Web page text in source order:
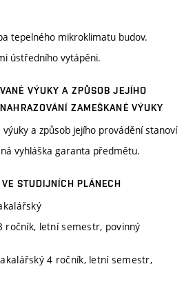
tepelného mikroklimatu budov.
ústředního vytápěni.
VÝUKY A ZPŮSOB JEJÍHO
ZAMEŠKANÉ VÝUKY
a způsob jejího provádění stanoví
vyhláška garanta předmětu.
STUDIJNÍCH PLÁNECH
ročník, letní semestr, povinný
4 ročník, letní semestr,